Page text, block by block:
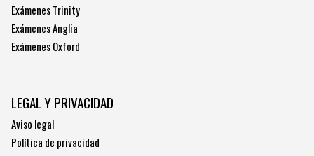
Exámenes Trinity
Exámenes Anglia
Exámenes Oxford
LEGAL Y PRIVACIDAD
Aviso legal
Política de privacidad